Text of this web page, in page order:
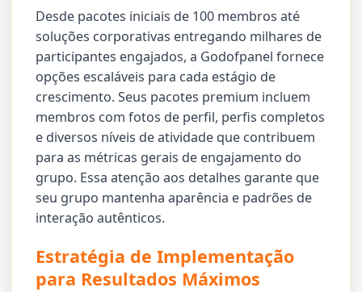
Desde pacotes iniciais de 100 membros até
soluções corporativas entregando milhares de
participantes engajados, a Godofpanel fornece
opções escaláveis para cada estágio de
crescimento. Seus pacotes premium incluem
membros com fotos de perfil, perfis completos
e diversos níveis de atividade que contribuem
para as métricas gerais de engajamento do
grupo. Essa atenção aos detalhes garante que
seu grupo mantenha aparência e padrões de
interação autênticos.
Estratégia de Implementação
para Resultados Máximos